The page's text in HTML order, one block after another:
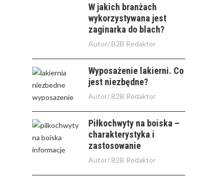
W jakich branżach
wykorzystywana jest
zaginarka do blach?
Autor/ B2B Redaktor
Wyposażenie lakierni. Co
jest niezbędne?
Autor/ B2B Redaktor
Piłkochwyty na boiska –
charakterystyka i
zastosowanie
Autor/ B2B Redaktor